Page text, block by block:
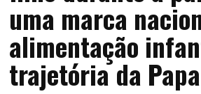
uma marca
alimentação
trajetória da